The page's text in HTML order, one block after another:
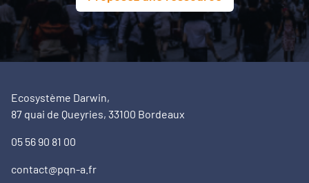
Ecosystème Darwin,
87 quai de Queyries, 33100 Bordeaux
05 56 90 81 00
contact@pqn-a.fr